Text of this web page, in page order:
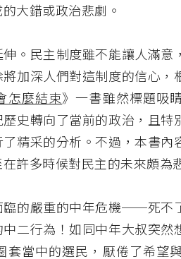
大錯或政治悲劇。
。民主制度雖不能讓人滿意
加深人們對這制度的信心，
怎麼結束》一書雖然標題吸
史轉向了當前的政治，且特
精采的分析。不過，本書內
許多時候對民主的未來頗為
臨的嚴重的中年危機──死不
二行為！如同中年大叔突然
套當中的選民，厭倦了希望